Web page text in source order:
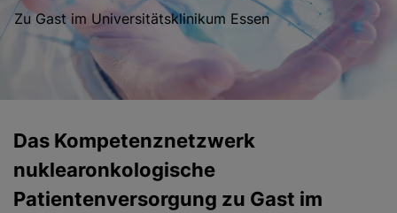
Zu Gast im Universitätsklinikum Essen
Das Kompetenznetzwerk
nuklearonkologische
Patientenversorgung zu Gast im